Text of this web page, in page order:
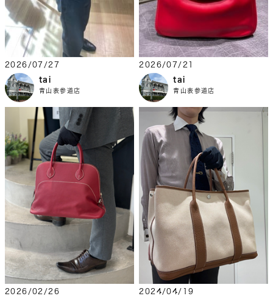
2026/07/27
tai
青山表参道店
2026/07/21
tai
青山表参道店
2026/02/26
2024/04/19